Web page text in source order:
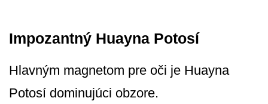
Impozantný Huayna Potosí
Hlavným magnetom pre oči je Huayna
Potosí dominujúci obzore.